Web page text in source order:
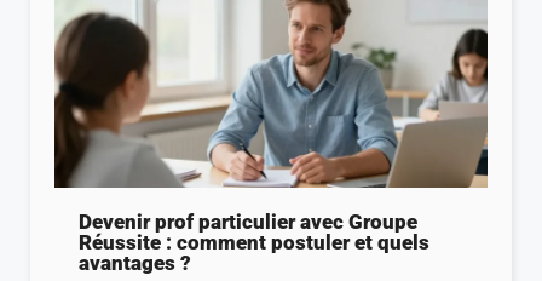
Devenir prof particulier avec Groupe
Réussite : comment postuler et quels
avantages ?